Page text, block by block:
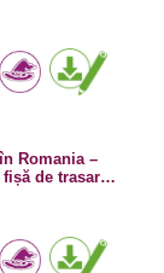
Romania –
de trasare